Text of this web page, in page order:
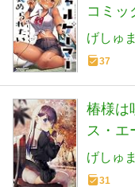
コミッ
げしゅ
37
椿様は
ス・エ
げしゅ
31